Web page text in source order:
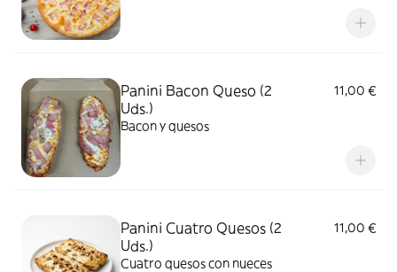
Panini Bacon Queso (2
Uds.)
11,00 €
Bacon y quesos
Panini Cuatro Quesos (2
Uds.)
11,00 €
Cuatro quesos con nueces